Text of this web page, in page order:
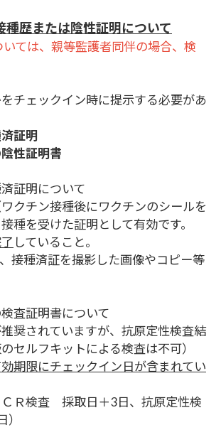
種歴または陰性証明について
ては、親等監護者同伴の場合、検
チェックイン時に提示する必要があ
証明
性証明書
証明について
ワクチン接種後にワクチンのシールを
種を受けた証明として有効です。
していること。
接種済証を撮影した画像やコピー等
査証明書について
奨されていますが、抗原定性検査結
セルフキットによる検査は不可）
期限にチェックイン日が含まれてい
ＣＲ検査 採取日＋3日、抗原定性検